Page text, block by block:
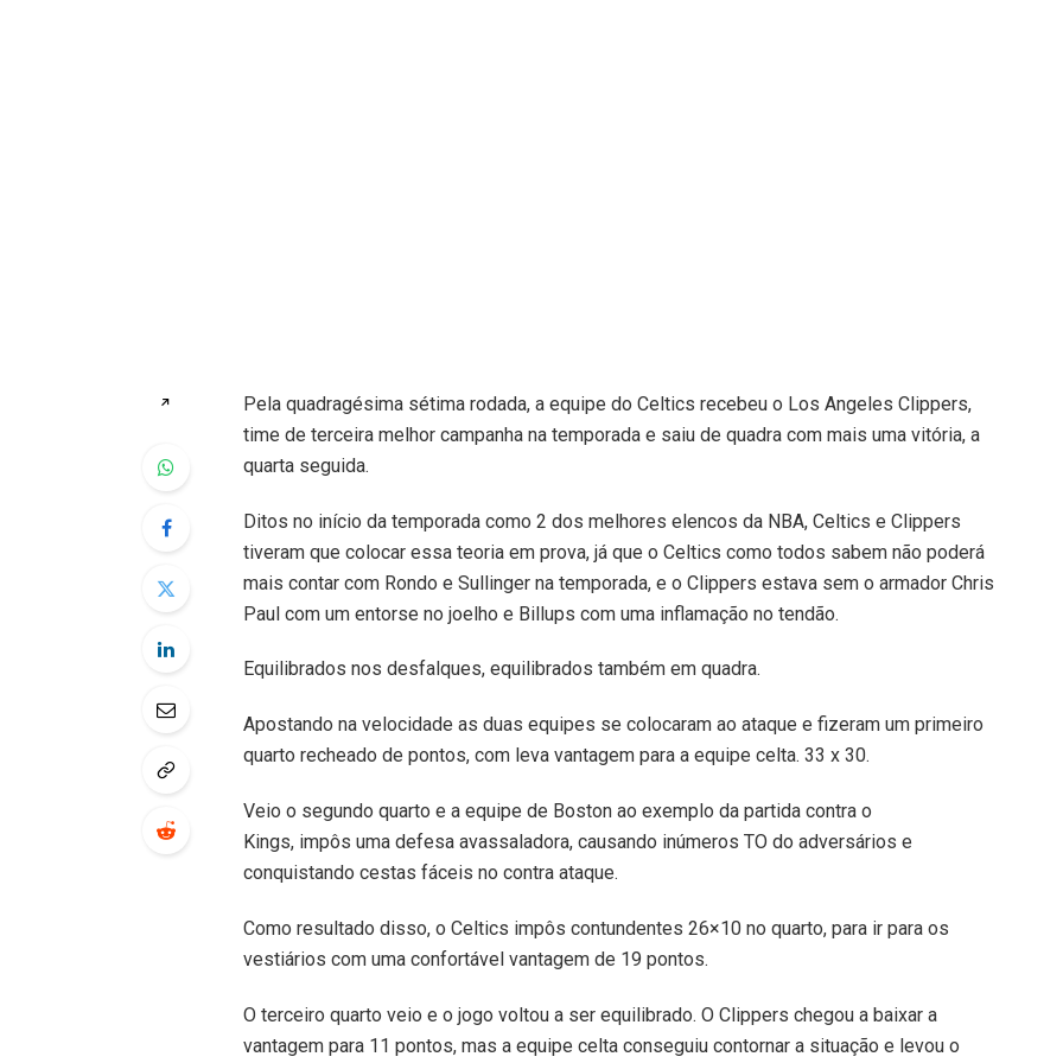
↗
Pela quadragésima sétima rodada, a equipe do Celtics recebeu o Los Angeles Clippers,
time de terceira melhor campanha na temporada e saiu de quadra com mais uma vitória, a
quarta seguida.
Ditos no início da temporada como 2 dos melhores elencos da NBA, Celtics e Clippers
tiveram que colocar essa teoria em prova, já que o Celtics como todos sabem não poderá
mais contar com Rondo e Sullinger na temporada, e o Clippers estava sem o armador Chris
Paul com um entorse no joelho e Billups com uma inflamação no tendão.
Equilibrados nos desfalques, equilibrados também em quadra.
Apostando na velocidade as duas equipes se colocaram ao ataque e fizeram um primeiro
quarto recheado de pontos, com leva vantagem para a equipe celta. 33 x 30.
Veio o segundo quarto e a equipe de Boston ao exemplo da partida contra o
Kings, impôs uma defesa avassaladora, causando inúmeros TO do adversários e
conquistando cestas fáceis no contra ataque.
Como resultado disso, o Celtics impôs contundentes 26×10 no quarto, para ir para os
vestiários com uma confortável vantagem de 19 pontos.
O terceiro quarto veio e o jogo voltou a ser equilibrado. O Clippers chegou a baixar a
vantagem para 11 pontos, mas a equipe celta conseguiu contornar a situação e levou o